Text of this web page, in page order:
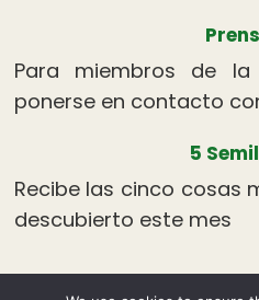
Para miembros de
ponerse en contacto
5
Recibe las cinco cosas
descubierto este mes